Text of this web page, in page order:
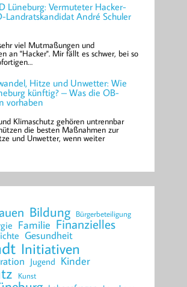
Lüneburg: Vermuteter Hacker-
Landratskandidat André Schuler
viel Mutmaßungen und
an "Hacker". Mir fällt es schwer, bei so
Hitze und Unwetter: Wie
künftig? – Was die OB-
vorhaben
Klimaschutz gehören untrennbar
die besten Maßnahmen zur
und Unwetter, wenn weiter
Bildung Bürgerbeteiligung
Familie Finanzielles
Gesundheit
Initiativen
Jugend Kinder
Kunst